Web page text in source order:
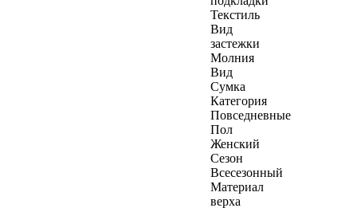
Текстиль
Вид
застежки
Молния
Вид
Сумка
Категория
Повседневные
Пол
Женский
Сезон
Всесезонный
Материал
верха